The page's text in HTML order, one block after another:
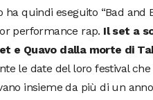
ha quindi eseguito “Bad and
performance rap. Il set a
e Quavo dalla morte di
le date del loro festival
insieme da più di un